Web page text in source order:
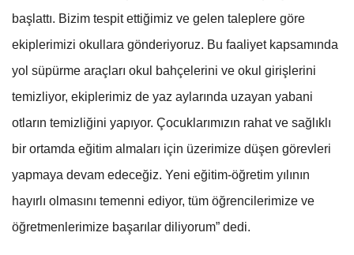
başlattı. Bizim tespit ettiğimiz ve gelen taleplere göre
ekiplerimizi okullara gönderiyoruz. Bu faaliyet kapsamında
yol süpürme araçları okul bahçelerini ve okul girişlerini
temizliyor, ekiplerimiz de yaz aylarında uzayan yabani
otların temizliğini yapıyor. Çocuklarımızın rahat ve sağlıklı
bir ortamda eğitim almaları için üzerimize düşen görevleri
yapmaya devam edeceğiz. Yeni eğitim-öğretim yılının
hayırlı olmasını temenni ediyor, tüm öğrencilerimize ve
öğretmenlerimize başarılar diliyorum” dedi.